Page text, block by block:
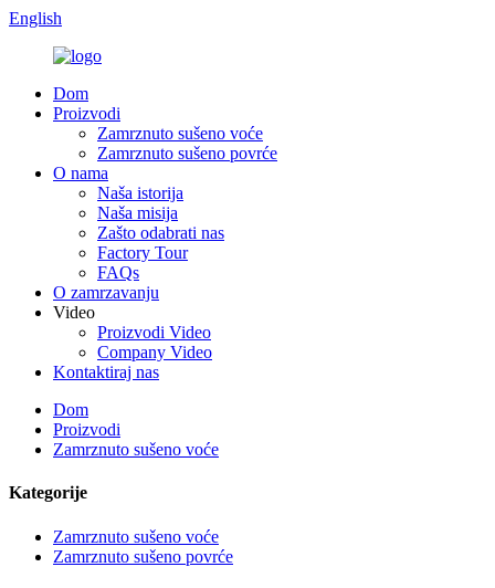
English
Dom
Proizvodi
Zamrznuto sušeno voće
Zamrznuto sušeno povrće
O nama
Naša istorija
Naša misija
Zašto odabrati nas
Factory Tour
FAQs
O zamrzavanju
Video
Proizvodi Video
Company Video
Kontaktiraj nas
Dom
Proizvodi
Zamrznuto sušeno voće
Kategorije
Zamrznuto sušeno voće
Zamrznuto sušeno povrće